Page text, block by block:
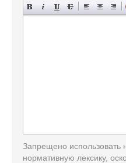
Запрещено использовать
нормативную лексику,